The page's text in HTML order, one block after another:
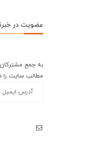
عضویت در
به جمع مشترکان
مطالب سایت را